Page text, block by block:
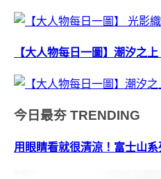
【大人物每日一圖】潮汐之
今日最夯 TRENDING
用眼睛看就很清涼！富士山